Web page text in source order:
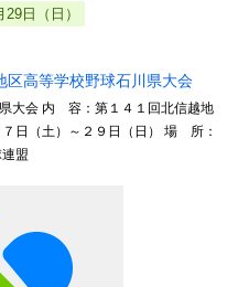
日（日）
区高等学校野球石川県大会
大会 内 容：第１４１回北信越地
日（土）～２９日（日） 場 所：
盟